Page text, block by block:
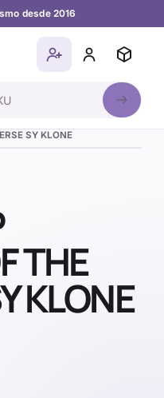
desde 2016
SY KLONE
THE
KLONE